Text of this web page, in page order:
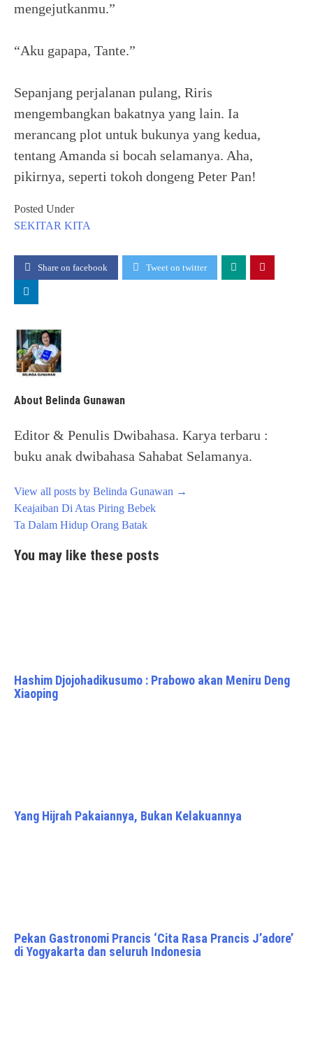
mengejutkanmu.”
“Aku gapapa, Tante.”
Sepanjang perjalanan pulang, Riris
mengembangkan bakatnya yang lain. Ia
merancang plot untuk bukunya yang kedua,
tentang Amanda si bocah selamanya. Aha,
pikirnya, seperti tokoh dongeng Peter Pan!
Posted Under
SEKITAR KITA
Share on facebook Tweet on twitter
About Belinda Gunawan
Editor & Penulis Dwibahasa. Karya terbaru :
buku anak dwibahasa Sahabat Selamanya.
View all posts by Belinda Gunawan →
Post
navigation
Keajaiban Di Atas Piring Bebek
Ta Dalam Hidup Orang Batak
You may like these posts
Hashim Djojohadikusumo : Prabowo akan Meniru Deng
Xiaoping
Yang Hijrah Pakaiannya, Bukan Kelakuannya
Pekan Gastronomi Prancis ‘Cita Rasa Prancis J’adore’
di Yogyakarta dan seluruh Indonesia